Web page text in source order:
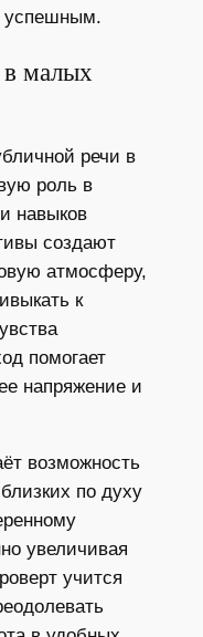
успешным.
в малых
речи в
роль в
навыков
создают
атмосферу,
к
помогает
напряжение и
возможность
по духу
увеличивая
учится